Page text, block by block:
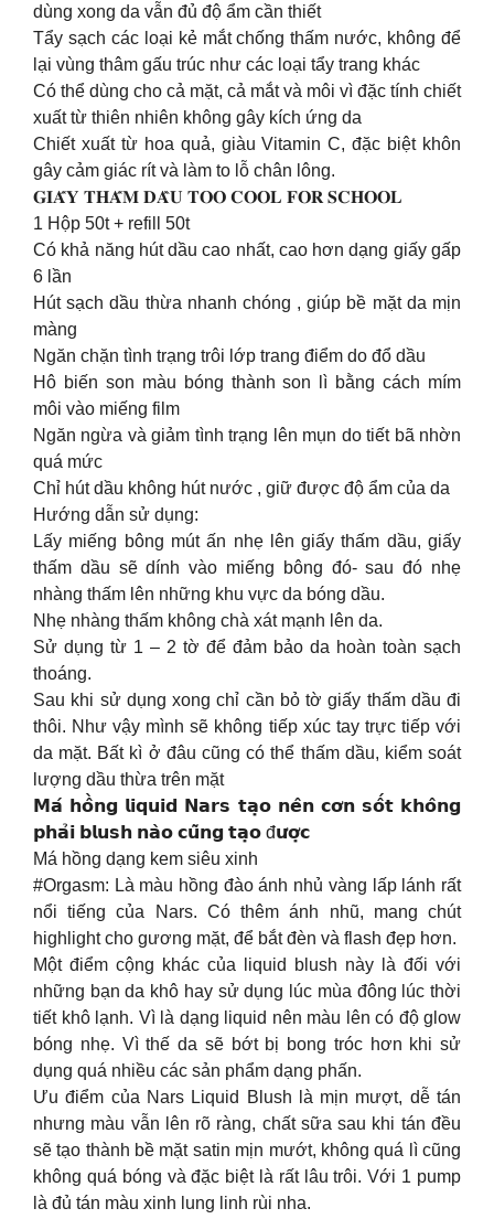
dùng xong da vẫn đủ độ ẩm cần thiết
Tẩy sạch các loại kẻ mắt chống thấm nước, không để
lại vùng thâm gấu trúc như các loại tẩy trang khác
Có thể dùng cho cả mặt, cả mắt và môi vì đặc tính chiết
xuất từ thiên nhiên không gây kích ứng da
Chiết xuất từ hoa quả, giàu Vitamin C, đặc biệt khôn
gây cảm giác rít và làm to lỗ chân lông.
𝐆𝐈𝐀̂́𝐘 𝐓𝐇𝐀̂́𝐌 𝐃𝐀̂̀𝐔 𝐓𝐎𝐎 𝐂𝐎𝐎𝐋 𝐅𝐎𝐑 𝐒𝐂𝐇𝐎𝐎𝐋
1 Hộp 50t + refill 50t
Có khả năng hút dầu cao nhất, cao hơn dạng giấy gấp
6 lần
Hút sạch dầu thừa nhanh chóng , giúp bề mặt da mịn
màng
Ngăn chặn tình trạng trôi lớp trang điểm do đổ dầu
Hô biến son màu bóng thành son lì bằng cách mím
môi vào miếng film
Ngăn ngừa và giảm tình trạng lên mụn do tiết bã nhờn
quá mức
Chỉ hút dầu không hút nước , giữ được độ ẩm của da
Hướng dẫn sử dụng:
Lấy miếng bông mút ấn nhẹ lên giấy thấm dầu, giấy
thấm dầu sẽ dính vào miếng bông đó- sau đó nhẹ
nhàng thấm lên những khu vực da bóng dầu.
Nhẹ nhàng thấm không chà xát mạnh lên da.
Sử dụng từ 1 – 2 tờ để đảm bảo da hoàn toàn sạch
thoáng.
Sau khi sử dụng xong chỉ cần bỏ tờ giấy thấm dầu đi
thôi. Như vậy mình sẽ không tiếp xúc tay trực tiếp với
da mặt. Bất kì ở đâu cũng có thể thấm dầu, kiểm soát
lượng dầu thừa trên mặt
𝗠𝗮́ 𝗵𝗼̂̀𝗻𝗴 𝗹𝗶𝗾𝘂𝗶𝗱 𝗡𝗮𝗿𝘀 𝘁𝗮̣𝗼 𝗻𝗲̂𝗻 𝗰𝗼̛𝗻 𝘀𝗼̂́𝘁 𝗸𝗵𝗼̂𝗻𝗴
𝗽𝗵𝗮̉𝗶 𝗯𝗹𝘂𝘀𝗵 𝗻𝗮̀𝗼 𝗰𝘂̃𝗻𝗴 𝘁𝗮̣𝗼 đ𝘂̛𝗼̛̣𝗰
Má hồng dạng kem siêu xinh
#Orgasm: Là màu hồng đào ánh nhủ vàng lấp lánh rất
nổi tiếng của Nars. Có thêm ánh nhũ, mang chút
highlight cho gương mặt, để bắt đèn và flash đẹp hơn.
Một điểm cộng khác của liquid blush này là đối với
những bạn da khô hay sử dụng lúc mùa đông lúc thời
tiết khô lạnh. Vì là dạng liquid nên màu lên có độ glow
bóng nhẹ. Vì thế da sẽ bớt bị bong tróc hơn khi sử
dụng quá nhiều các sản phẩm dạng phấn.
Ưu điểm của Nars Liquid Blush là mịn mượt, dễ tán
nhưng màu vẫn lên rõ ràng, chất sữa sau khi tán đều
sẽ tạo thành bề mặt satin mịn mướt, không quá lì cũng
không quá bóng và đặc biệt là rất lâu trôi. Với 1 pump
là đủ tán màu xinh lung linh rùi nha.